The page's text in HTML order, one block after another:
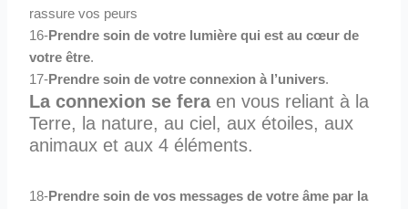
rassure vos peurs
16-Prendre soin de votre lumière qui est au cœur de
votre être.
17-Prendre soin de votre connexion à l’univers.
La connexion se fera en vous reliant à la
Terre, la nature, au ciel, aux étoiles, aux
animaux et aux 4 éléments.
18-Prendre soin de vos messages de votre âme par la